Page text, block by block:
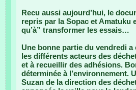
Recu aussi aujourd’hui, le
repris par la Sopac et Amatuku
qu’à” transformer les essais…
Une bonne partie du vendredi
les différents acteurs des
et à recueillir des adhésions.
déterminée à l’environnement.
Suzan de la direction des